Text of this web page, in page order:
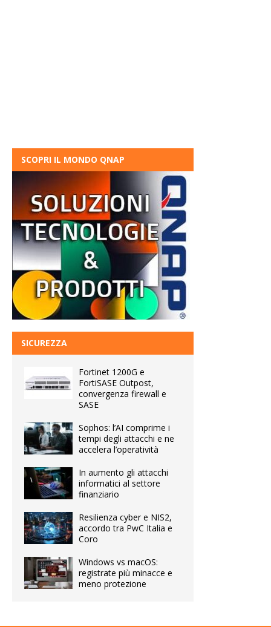
SCOPRI IL MONDO QNAP
SICUREZZA
Fortinet 1200G e
FortiSASE Outpost,
convergenza firewall e
SASE
Sophos: l’AI comprime i
tempi degli attacchi e ne
accelera l’operatività
In aumento gli attacchi
informatici al settore
finanziario
Resilienza cyber e NIS2,
accordo tra PwC Italia e
Coro
Windows vs macOS:
registrate più minacce e
meno protezione